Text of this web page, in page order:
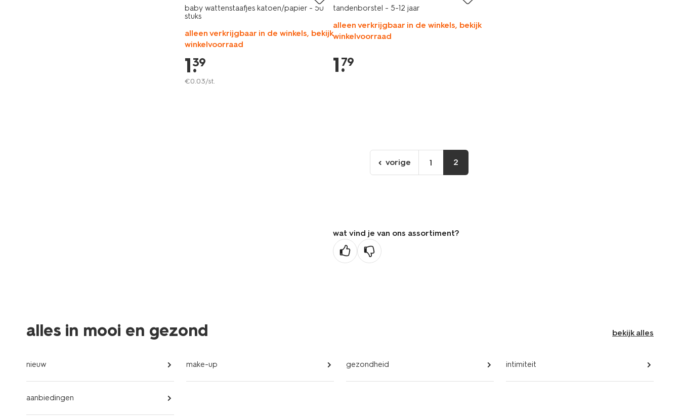
baby wattenstaafjes katoen/papier - 50
stuks
alleen verkrijgbaar in de winkels, bekijk
winkelvoorraad
1.
39
€0.03/st.
tandenborstel - 5-12 jaar
alleen verkrijgbaar in de winkels, bekijk
winkelvoorraad
1.
79
ga
naar
vorige 1 2
wat vind je van ons assortiment?
alles in mooi en gezond bekijk alles
nieuw make-up gezondheid intimiteit
aanbiedingen